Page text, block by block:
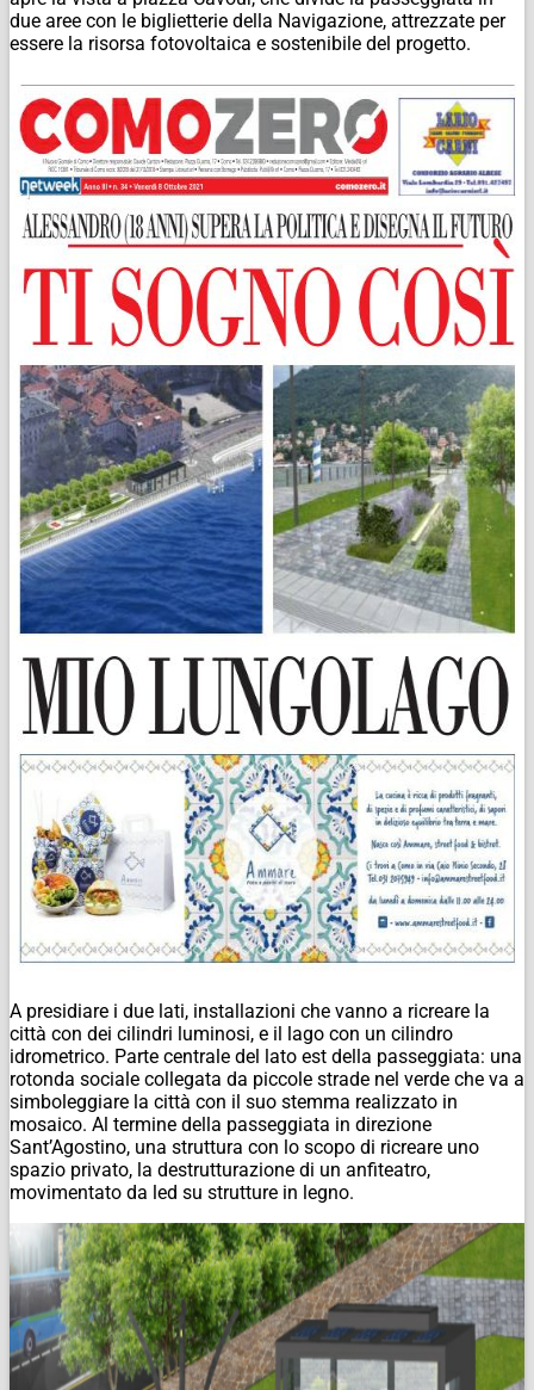
due aree con le biglietterie della Navigazione, attrezzate per
essere la risorsa fotovoltaica e sostenibile del progetto.
A presidiare i due lati, installazioni che vanno a ricreare la
città con dei cilindri luminosi, e il lago con un cilindro
idrometrico. Parte centrale del lato est della passeggiata: una
rotonda sociale collegata da piccole strade nel verde che va a
simboleggiare la città con il suo stemma realizzato in
mosaico. Al termine della passeggiata in direzione
Sant’Agostino, una struttura con lo scopo di ricreare uno
spazio privato, la destrutturazione di un anfiteatro,
movimentato da led su strutture in legno.